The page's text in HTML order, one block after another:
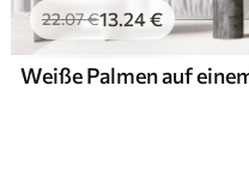
22.07€13.24€